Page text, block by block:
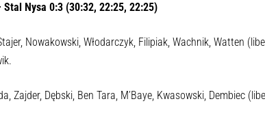
Stal Nysa 0:3 (30:32, 22:25, 22:25)
Nowakowski, Włodarczyk, Filipiak, Wachnik, Watten
Zajder, Dębski, Ben Tara, M’Baye, Kwasowski, Dembiec